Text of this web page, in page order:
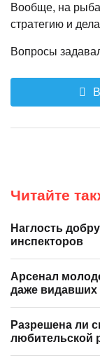
Вообще, на
стратегию и
Вопросы
Читайте
Наглость
инспекторов
Арсенал
даже
Разрешена ли
любительской